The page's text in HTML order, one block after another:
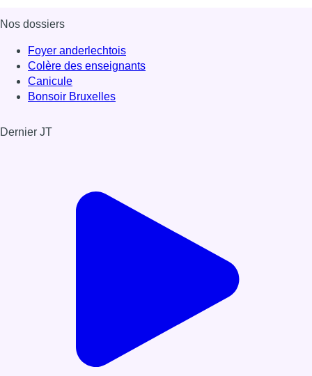
Nos dossiers
Foyer anderlechtois
Colère des enseignants
Canicule
Bonsoir Bruxelles
Dernier JT